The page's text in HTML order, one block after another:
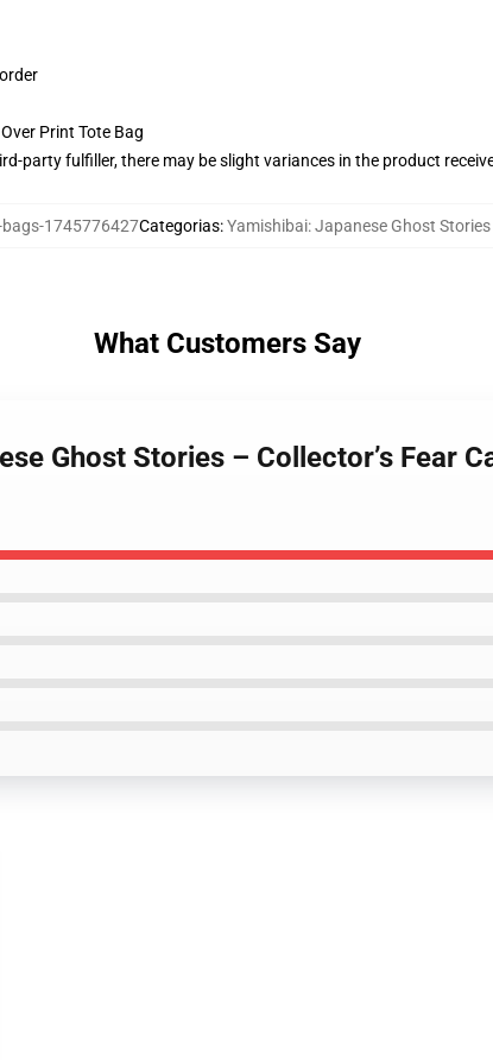
Print Tote Bag
party fulfiller, there may be slight variances in the product
bags-1745776427Categorias:Yamishibai: Japanese Ghost Stories
What Customers Say
Ghost Stories – Collector’s Fear